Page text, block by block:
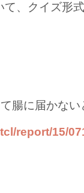
、クイズ形
腸に届かない
report/15/